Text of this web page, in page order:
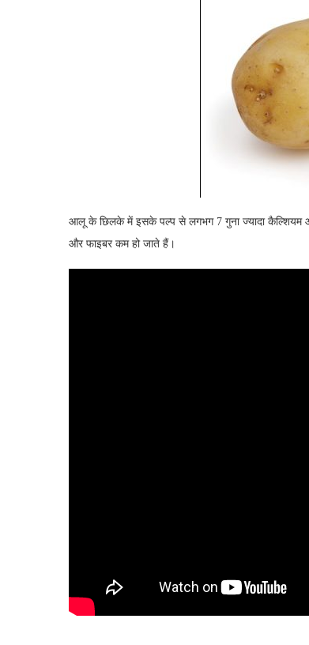
आलू के छिलके में इसके पल्प से लगभग 7 गुना ज्यादा
और फाइबर कम हो जाते हैं।